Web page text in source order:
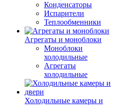
Конденсаторы
Испарители
Теплообменники
Агрегаты и моноблоки
Моноблоки
холодильные
Агрегаты
холодильные
Холодильные камеры и